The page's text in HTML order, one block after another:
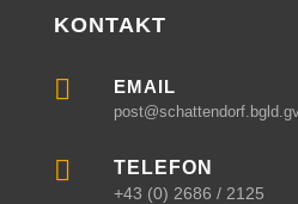
KONTAKT
 EMAIL
 TELEFON
+43 (0) 2686 / 2125